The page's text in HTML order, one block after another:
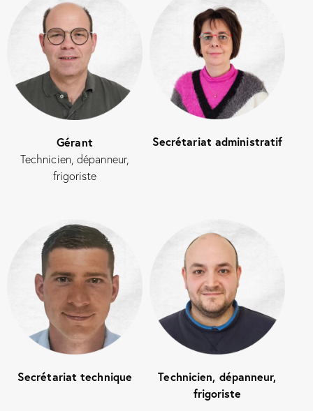
Gérant
Technicien, dépanneur,
frigoriste
Secrétariat administratif
Secrétariat technique
Technicien, dépanneur,
frigoriste